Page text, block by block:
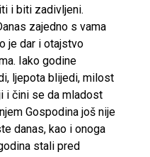
i biti zadivljeni.
zajedno s vama
je dar i otajstvo
Iako godine
ljepota blijedi, milost
i čini se da mladost
Gospodina još nije
danas, kao i onoga
stali pred